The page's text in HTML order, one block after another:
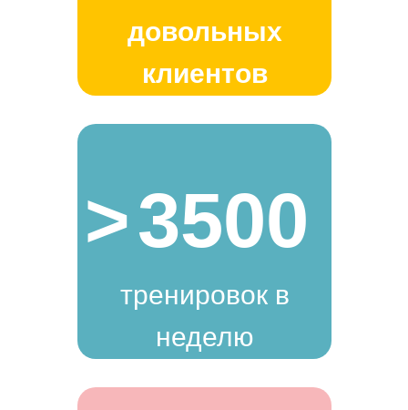
довольных
клиентов
>
тренировок в
неделю
3500